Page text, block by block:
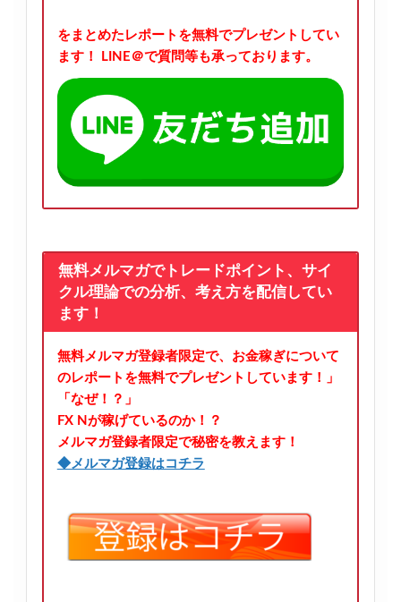
をまとめたレポートを無料でプレゼントしてい
ます！
LINE＠で質問等も承っております。
無料メルマガでトレードポイント、サイ
クル理論での分析、考え方を配信してい
ます！
無料メルマガ登録者限定で、お金稼ぎについて
のレポートを無料でプレゼントしています！」
「なぜ！？」
FX Nが稼げているのか！？
メルマガ登録者限定で秘密を教えます！
◆メルマガ登録はコチラ